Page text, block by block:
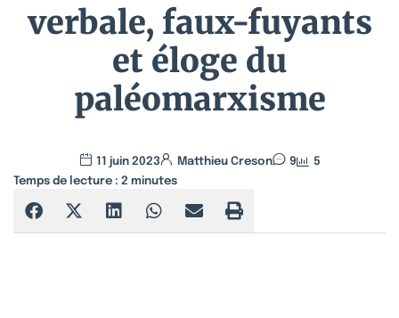
verbale, faux-fuyants
et éloge du
paléomarxisme
11 juin 2023 Matthieu Creson 9
5
Temps de lecture : 2 minutes